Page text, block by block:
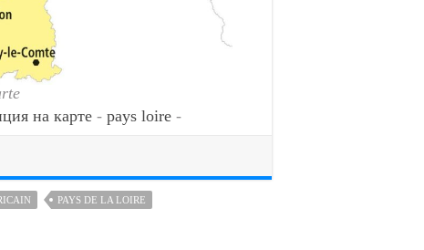
на карте - pays loire -
PAYS DE LA LOIRE